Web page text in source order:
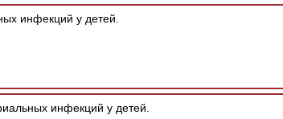
инфекций у детей.
инфекций у детей.